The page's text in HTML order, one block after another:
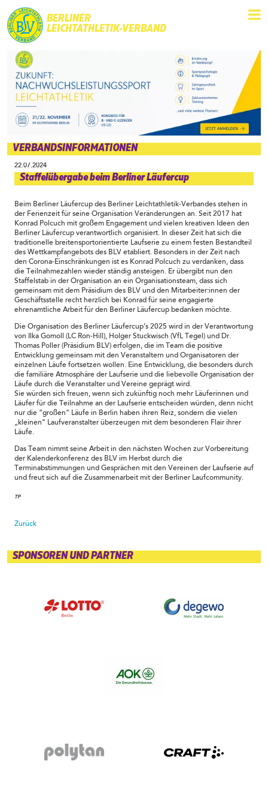
BERLINER
LEICHTATHLETIK-VERBAND
VERBANDSINFORMATIONEN
22.07.2024
Staffelübergabe beim Berliner Läufercup
Beim Berliner Läufercup des Berliner Leichtathletik-Verbandes stehen in
der Ferienzeit für seine Organisation Veränderungen an. Seit 2017 hat
Konrad Polcuch mit großem Engagement und vielen kreativen Ideen den
Berliner Läufercup verantwortlich organisiert. In dieser Zeit hat sich die
traditionelle breitensportorientierte Laufserie zu einem festen Bestandteil
des Wettkampfangebots des BLV etabliert. Besonders in der Zeit nach
den Corona-Einschränkungen ist es Konrad Polcuch zu verdanken, dass
die Teilnahmezahlen wieder ständig ansteigen. Er übergibt nun den
Staffelstab in der Organisation an ein Organisationsteam, dass sich
gemeinsam mit dem Präsidium des BLV und den Mitarbeiter:innen der
Geschäftsstelle recht herzlich bei Konrad für seine engagierte
ehrenamtliche Arbeit für den Berliner Läufercup bedanken möchte.
Die Organisation des Berliner Läufercup’s 2025 wird in der Verantwortung
von Ilka Gomoll (LC Ron-Hill), Holger Stuckwisch (VfL Tegel) und Dr.
Thomas Poller (Präsidium BLV) erfolgen, die im Team die positive
Entwicklung gemeinsam mit den Veranstaltern und Organisatoren der
einzelnen Läufe fortsetzen wollen. Eine Entwicklung, die besonders durch
die familiäre Atmosphäre der Laufserie und die liebevolle Organisation der
Läufe durch die Veranstalter und Vereine geprägt wird.
Sie würden sich freuen, wenn sich zukünftig noch mehr Läuferinnen und
Läufer für die Teilnahme an der Laufserie entscheiden würden, denn nicht
nur die “großen“ Läufe in Berlin haben ihren Reiz, sondern die vielen
„kleinen“ Laufveranstalter überzeugen mit dem besonderen Flair ihrer
Läufe.
Das Team nimmt seine Arbeit in den nächsten Wochen zur Vorbereitung
der Kalenderkonferenz des BLV im Herbst durch die
Terminabstimmungen und Gesprächen mit den Vereinen der Laufserie auf
und freut sich auf die Zusammenarbeit mit der Berliner Laufcommunity.
TP
Zurück
SPONSOREN UND PARTNER